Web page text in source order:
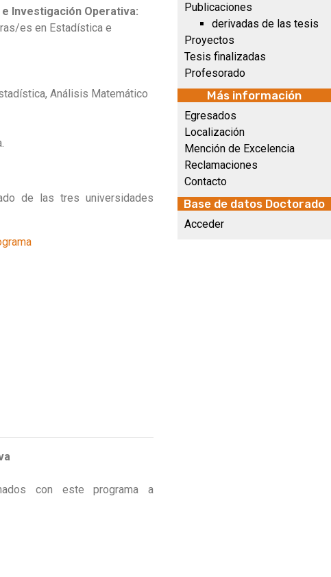
Investigación Operativa:
es en Estadística e
Análisis Matemático
de las tres universidades
con este programa a
Publicaciones
derivadas de las tesis
Proyectos
Tesis finalizadas
Profesorado
Más información
Egresados
Localización
Mención de Excelencia
Reclamaciones
Contacto
Base de datos Doctorado
Acceder